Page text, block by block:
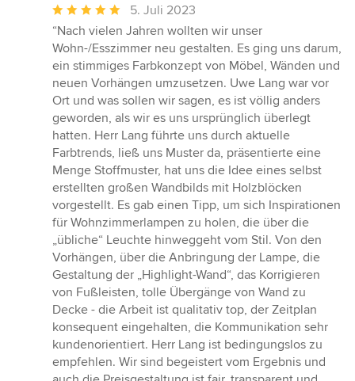
Durchschnittliche
Bewertung:
5
von
5
Sternen
5. Juli 2023
“Nach vielen Jahren wollten wir unser
Wohn-/Esszimmer neu gestalten. Es ging uns darum,
ein stimmiges Farbkonzept von Möbel, Wänden und
neuen Vorhängen umzusetzen. Uwe Lang war vor
Ort und was sollen wir sagen, es ist völlig anders
geworden, als wir es uns ursprünglich überlegt
hatten. Herr Lang führte uns durch aktuelle
Farbtrends, ließ uns Muster da, präsentierte eine
Menge Stoffmuster, hat uns die Idee eines selbst
erstellten großen Wandbilds mit Holzblöcken
vorgestellt. Es gab einen Tipp, um sich Inspirationen
für Wohnzimmerlampen zu holen, die über die
„übliche“ Leuchte hinweggeht vom Stil. Von den
Vorhängen, über die Anbringung der Lampe, die
Gestaltung der „Highlight-Wand“, das Korrigieren
von Fußleisten, tolle Übergänge von Wand zu
Decke - die Arbeit ist qualitativ top, der Zeitplan
konsequent eingehalten, die Kommunikation sehr
kundenorientiert. Herr Lang ist bedingungslos zu
empfehlen. Wir sind begeistert vom Ergebnis und